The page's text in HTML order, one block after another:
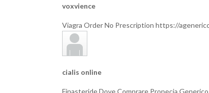
voxvience
Viagra Order No Prescription https://
cialis online
Finasteride Dove Comprare Propecia